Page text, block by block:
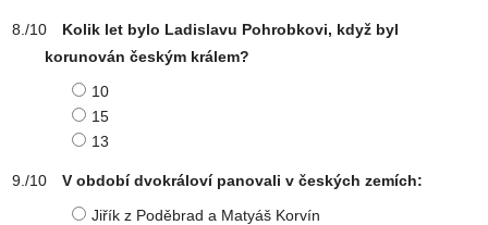
Kolik let bylo Ladislavu Pohrobkovi, když byl
korunován českým králem?
10
15
13
V období dvokráloví panovali v českých zemích:
Jiřík z Poděbrad a Matyáš Korvín